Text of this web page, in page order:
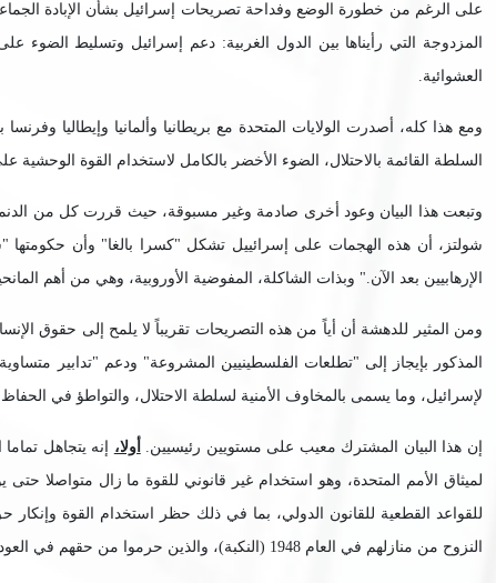
على الرغم من خطورة الوضع وفداحة تصريحات إسرائيل بشأن الإبادة
المزدوجة التي رأيناها بين الدول الغربية: دعم إسرائيل وتسليط الضوء
العشوائية.
السلطة القائمة بالاحتلال، الضوء الأخضر بالكامل لاستخدام القوة الوحشية على نطاق واسع
وتبعت هذا البيان وعود أخرى صادمة وغير مسبوقة، حيث قررت كل من
شولتز، أن هذه الهجمات على إسرائييل تشكل "كسرا بالغا" وأن حكومتها
الإرهابيين بعد الآن." وبذات الشاكلة، المفوضية الأوروبية، وهي من أهم
ومن المثير للدهشة أن أياً من هذه التصريحات تقريباً لا يلمح إلى حقوق
المذكور بإيجاز إلى "تطلعات الفلسطينيين المشروعة" ودعم "تدابير
لإسرائيل، وما يسمى بالمخاوف الأمنية لسلطة الاحتلال، والتواطؤ في
إن هذا البيان المشترك معيب على مستويين رئيسيين. أولا،
لميثاق الأمم المتحدة، وهو استخدام غير قانوني للقوة ما زال متواصلا
للقواعد القطعية للقانون الدولي، بما في ذلك حظر استخدام القوة
النزوح من منازلهم في العام 1948 (النكبة)، والذين حرموا من حقهم في العودة إلى ديارهم وبقوا لاجئين منذ ذلك الحين.